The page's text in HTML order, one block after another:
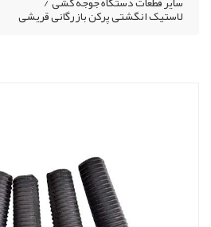
لاستیک انگشتی پرکن بازرگانی قریشی